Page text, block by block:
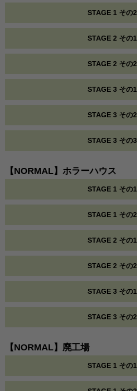
STAGE 1 その2
STAGE 2 その1
STAGE 2 その2
STAGE 3 その1
STAGE 3 その2
STAGE 3 その3
【NORMAL】ホラーハウス
STAGE 1 その1
STAGE 1 その2
STAGE 2 その1
STAGE 2 その2
STAGE 3 その1
STAGE 3 その2
【NORMAL】廃工場
STAGE 1 その1